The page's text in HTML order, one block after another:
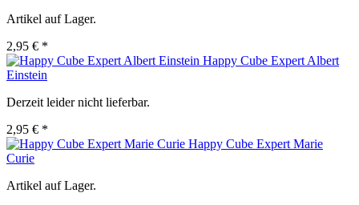
Artikel auf Lager.
2,95 € *
Happy Cube Expert Albert
Einstein
Derzeit leider nicht lieferbar.
2,95 € *
Happy Cube Expert Marie
Curie
Artikel auf Lager.